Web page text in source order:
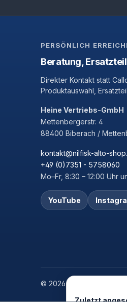
PERSÖNLICH
Beratung,
Direkter Kontakt statt
Produktauswahl,
Heine Vertriebs-GmbH
Mettenbergerstr. 4
88400 Biberach /
kontakt@nilfisk-alto-
+49 (0)7351 - 5758060
Mo–Fr, 8:30 – 12:00 Uhr
YouTube
© 2026 Heine Vertriebs
Zuletzt